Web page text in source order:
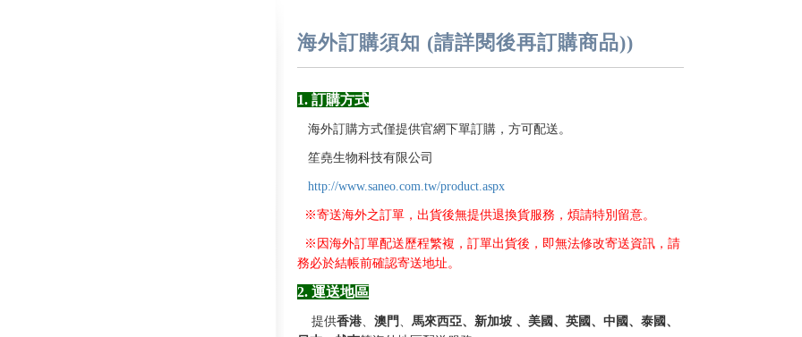
海外訂購須知 (請詳閱後再訂購商品))
1. 訂購方式
海外訂購方式僅提供官網下單訂購，方可配送。
笙堯生物科技有限公司
http://www.saneo.com.tw/product.aspx
※寄送海外之訂單，出貨後無提供退換貨服務，煩請特別留意。
※因海外訂單配送歷程繁複，訂單出貨後，即無法修改寄送資訊，請
務必於結帳前確認寄送地址。
2. 運送地區
提供香港、 澳門 、 馬來西亞、新加坡 、美國、英國、中國、泰國、